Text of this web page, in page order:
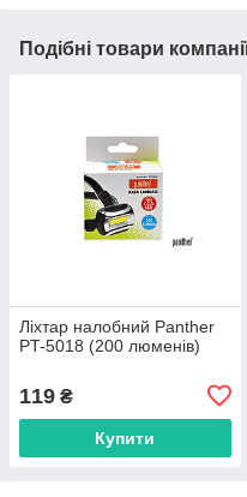
Подібні товари
Ліхтар налобний Panther
PT-5018 (200 люменів)
119 ₴
Купити